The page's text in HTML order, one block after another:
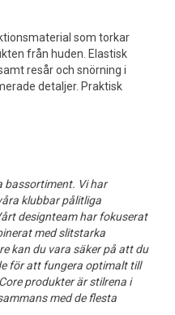
som torkar
från huden. Elastisk
resår och snörning i
detaljer. Praktisk
bassortiment. Vi har
klubbar pålitliga
designteam har fokuserat
med slitstarka
kan du vara säker på att du
för att fungera optimalt till
produkter är stilrena i
med de flesta